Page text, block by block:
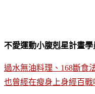
不愛運動小腹剋星計畫
過水無油料理、168斷
也曾經在瘦身上身經百